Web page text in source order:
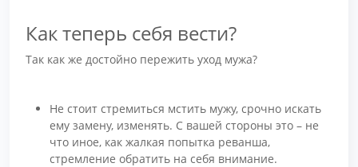
Как теперь себя вести?
Так как же достойно пережить уход мужа?
Не стоит стремиться мстить мужу, срочно искать
ему замену, изменять. С вашей стороны это – не
что иное, как жалкая попытка реванша,
стремление обратить на себя внимание.